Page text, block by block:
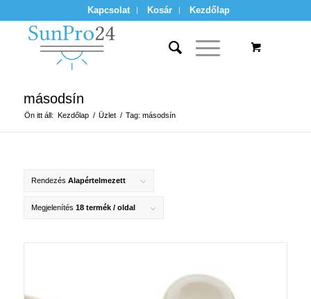
Kapcsolat Kosár Kezdőlap
másodsín
Ön itt áll: Kezdőlap / Üzlet / Tag: másodsín
Rendezés Alapértelmezett
Megjelenítés 18 termék / oldal